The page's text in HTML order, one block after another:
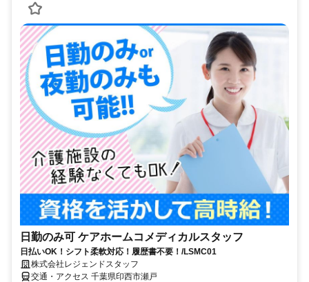
日勤のみ可 ケアホームコメディカルスタッフ
日払いOK！シフト柔軟対応！履歴書不要！/LSMC01
株式会社レジェンドスタッフ
交通・アクセス 千葉県印西市瀬戸